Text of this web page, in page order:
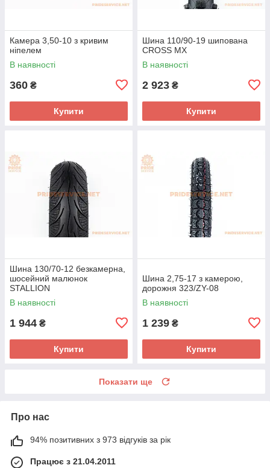
Камера 3,50-10 з кривим
ніпелем
В наявності
360 ₴
Купити
Шина 110/90-19 шипована
CROSS MX
В наявності
2 923 ₴
Купити
Шина 130/70-12 безкамерна,
шосейний малюнок
STALLION
В наявності
1 944 ₴
Купити
Шина 2,75-17 з камерою,
дорожня 323/ZY-08
В наявності
1 239 ₴
Купити
Показати ще
Про нас
94% позитивних з 973 відгуків за рік
Працює з 21.04.2011